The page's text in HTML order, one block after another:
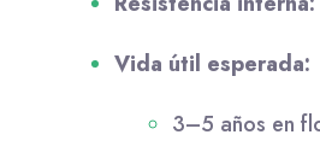
Vida útil esperada:
3–5 años en